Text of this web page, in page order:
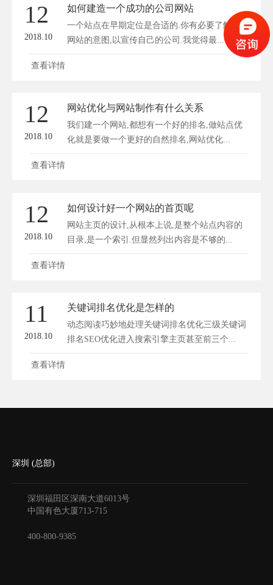
12
2018.10
如何建造一个成功的公司网站
一个站点在早期定位是合适的.你有必要了解你的
网站的意图,以宣传自己的公司.我觉得最...
查看详情
12
2018.10
网站优化与网站制作有什么关系
我们建一个网站,都想有一个好的排名,做站点优
化就是要做一个更好的自然排名,网站优化...
查看详情
12
2018.10
如何设计好一个网站的首页呢
网站主页的设计,从根本上说,是整个站点内容的
目录,是一个索引.但显然列出内容是不够的...
查看详情
11
2018.10
关键词排名优化是怎样的
动态阅读巧妙地处理关键词排名优化三级关键词
排名SEO优化进入搜索引擎主页甚至前三个...
查看详情
深圳 (总部)
深圳福田区深南大道6013号
中国有色大厦713-715
400-800-9385